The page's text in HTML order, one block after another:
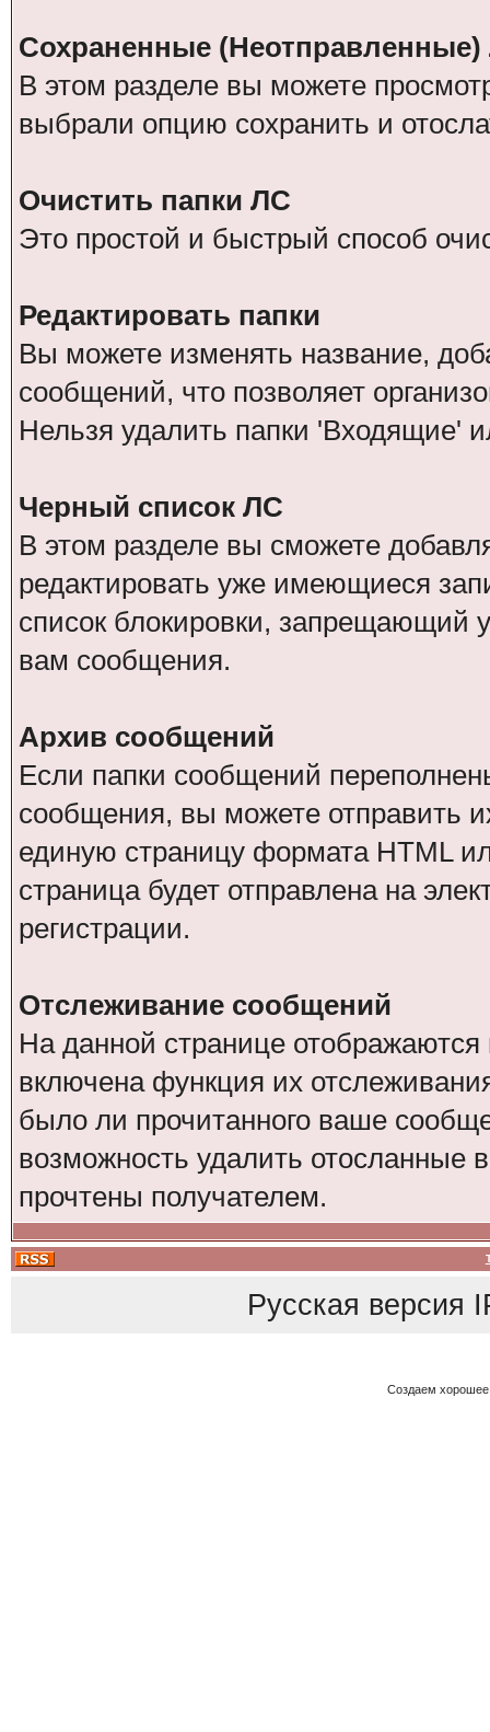
Сохраненные
В этом разделе вы можете
выбрали опцию сохранить и
Очистить папки ЛС
Это простой и быстрый способ
Редактировать папки
Вы можете изменять название,
сообщений, что позволяет
Нельзя удалить папки 'Входящие'
Черный список ЛС
В этом разделе вы сможете
редактировать уже имеющиеся
список блокировки, запрещающий
вам сообщения.
Архив сообщений
Если папки сообщений
сообщения, вы можете отправить
единую страницу формата HTML
страница будет отправлена на
регистрации.
Отслеживание сообщений
На данной странице
включена функция их
было ли прочитанного ваше
возможность удалить
прочтены получателем.
Русская версия
Создаем